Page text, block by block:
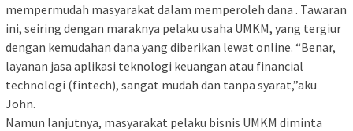
mempermudah masyarakat dalam memperoleh dana . Tawaran
ini, seiring dengan maraknya pelaku usaha UMKM, yang tergiur
dengan kemudahan dana yang diberikan lewat online. “Benar,
layanan jasa aplikasi teknologi keuangan atau financial
technologi (fintech), sangat mudah dan tanpa syarat,”aku
John.
Namun lanjutnya, masyarakat pelaku bisnis UMKM diminta